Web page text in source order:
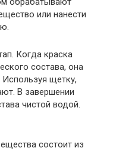
или нанести
Когда краска
состава, она
Используя щетку,
В завершении
чистой водой.
состоит из